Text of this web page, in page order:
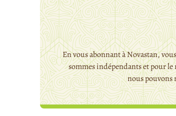
En vous abonnant à Novastan,
sommes indépendants et pour le
nous pouvons